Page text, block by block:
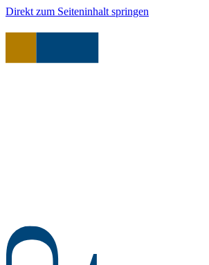
Direkt zum Seiteninhalt springen